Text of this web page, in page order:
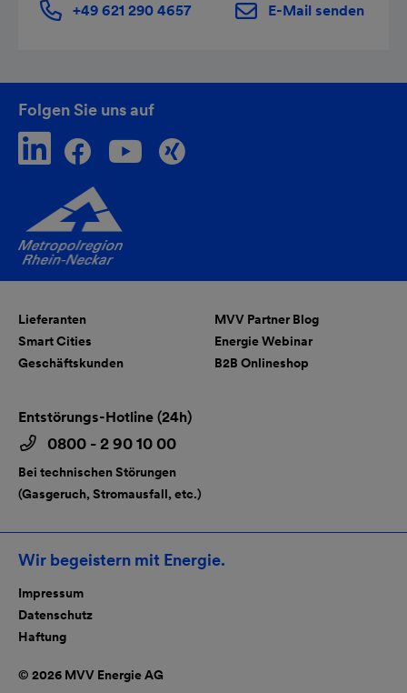
+49 621 290 4657 E-Mail senden
Folgen Sie uns auf
Lieferanten
Smart Cities
Geschäftskunden
MVV Partner Blog
Energie Webinar
B2B Onlineshop
Entstörungs-Hotline (24h)
0800 - 2 90 10 00
Bei technischen Störungen
(Gasgeruch, Stromausfall, etc.)
Wir begeistern mit Energie.
Impressum
Datenschutz
Haftung
© 2026 MVV Energie AG